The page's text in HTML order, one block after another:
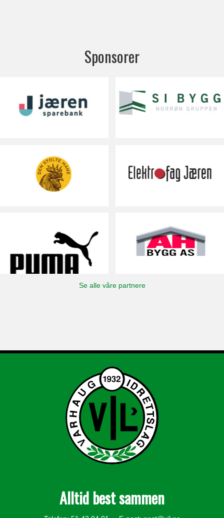
Sponsorer
Se alle våre partnere
Alltid best sammen